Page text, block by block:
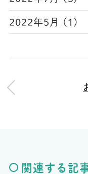
2022年5月 (1)
関連する記